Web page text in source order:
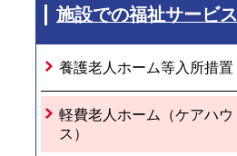
施設での福祉サービス
養護老人ホーム等入所措置
軽費老人ホーム（ケアハウ
ス）